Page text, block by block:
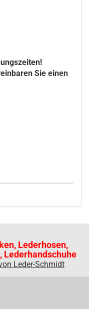
Sie einen
Lederhosen,
Lederhandschuhe
Leder-Schmidt